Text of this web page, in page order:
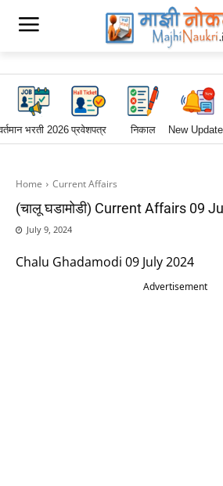
भरती 2026प्रवेशपत्र निकाल New
Home Current Affairs
(चालू घडामोडी) Current Affairs 09
July 9, 2024
Chalu Ghadamodi 09 July 2024
Advertisement